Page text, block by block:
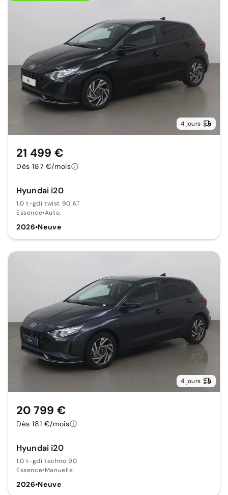
4 jours
Hyundai i20
1.0 t-gdi twist 90 AT
Essence•Auto.
2026•Neuve
21 499 €
Dès 187 €/mois
4 jours
Hyundai i20
1.0 t-gdi techno 90
Essence•Manuelle
2026•Neuve
20 799 €
Dès 181 €/mois